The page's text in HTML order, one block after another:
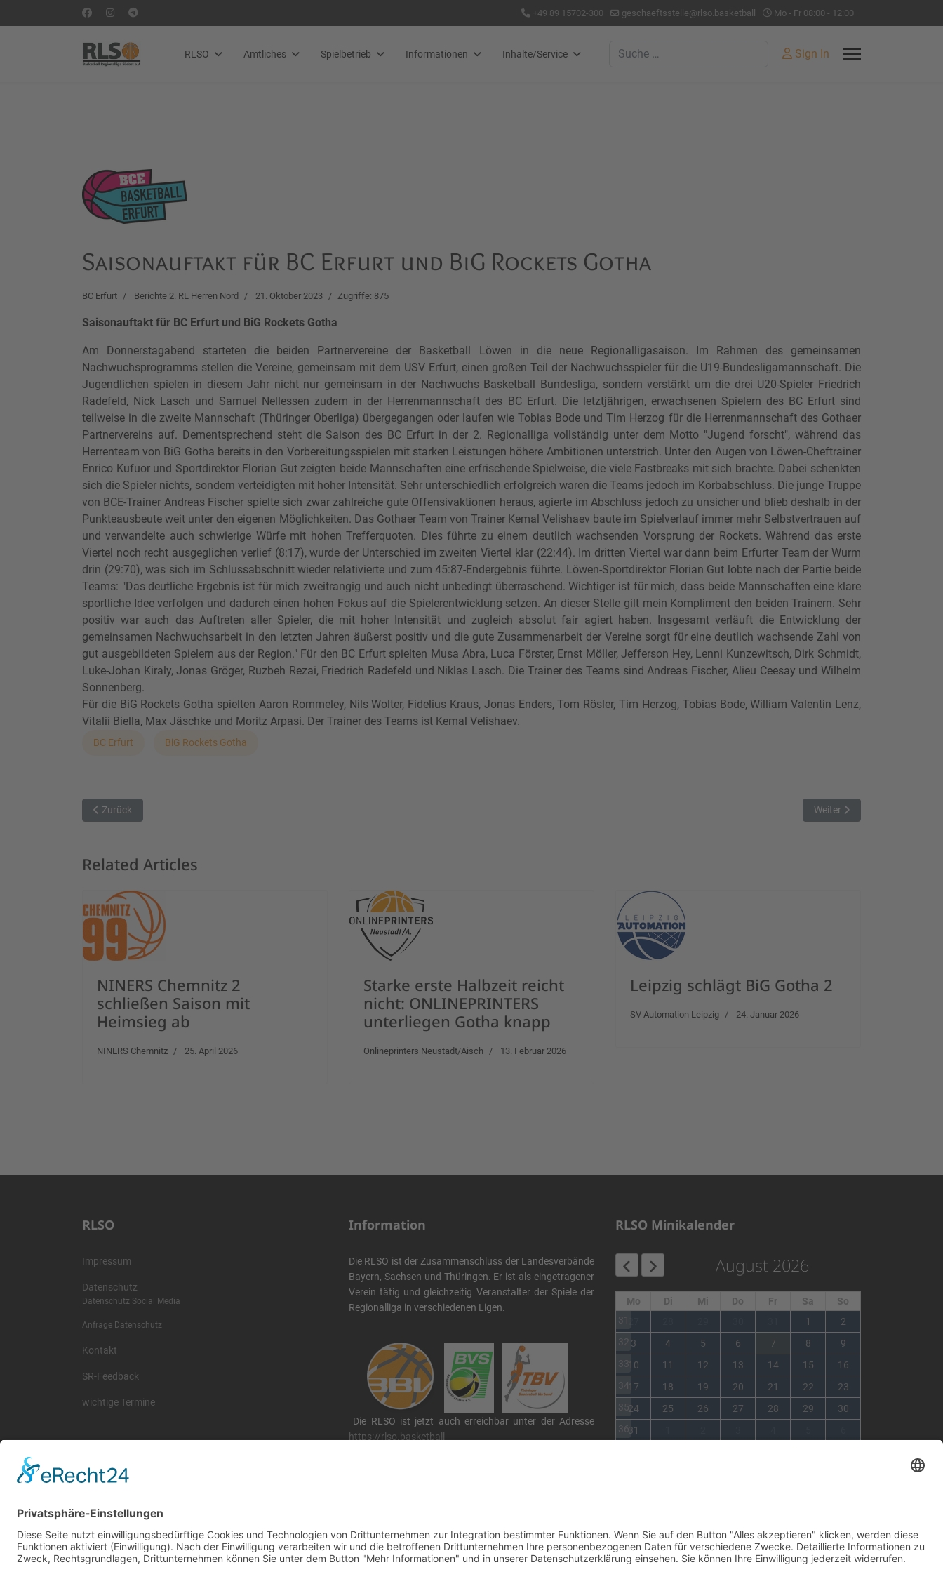
+49 89 15702-300 geschaeftsstelle@rlso.basketball Mo - Fr 08:00 - 12:00
RLSO Amtliches Spielbetrieb Informationen Inhalte/Service Suchen Sign In
Saisonauftakt für BC Erfurt und BiG Rockets Gotha
BC Erfurt Berichte 2. RL Herren Nord 21. Oktober 2023 Zugriffe: 875
Saisonauftakt für BC Erfurt und BiG Rockets Gotha
Am Donnerstagabend starteten die beiden Partnervereine der Basketball Löwen in die neue Regionalligasaison. Im Rahmen des gemeinsamen
Nachwuchsprogramms stellen die Vereine, gemeinsam mit dem USV Erfurt, einen großen Teil der Nachwuchsspieler für die U19-Bundesligamannschaft. Die
Jugendlichen spielen in diesem Jahr nicht nur gemeinsam in der Nachwuchs Basketball Bundesliga, sondern verstärkt um die drei U20-Spieler Friedrich
Radefeld, Nick Lasch und Samuel Nellessen zudem in der Herrenmannschaft des BC Erfurt. Die letztjährigen, erwachsenen Spielern des BC Erfurt sind
teilweise in die zweite Mannschaft (Thüringer Oberliga) übergegangen oder laufen wie Tobias Bode und Tim Herzog für die Herrenmannschaft des Gothaer
Partnervereins auf. Dementsprechend steht die Saison des BC Erfurt in der 2. Regionalliga vollständig unter dem Motto "Jugend forscht", während das
Herrenteam von BiG Gotha bereits in den Vorbereitungsspielen mit starken Leistungen höhere Ambitionen unterstrich. Unter den Augen von Löwen-Cheftrainer
Enrico Kufuor und Sportdirektor Florian Gut zeigten beide Mannschaften eine erfrischende Spielweise, die viele Fastbreaks mit sich brachte. Dabei schenkten
sich die Spieler nichts, sondern verteidigten mit hoher Intensität. Sehr unterschiedlich erfolgreich waren die Teams jedoch im Korbabschluss. Die junge Truppe
von BCE-Trainer Andreas Fischer spielte sich zwar zahlreiche gute Offensivaktionen heraus, agierte im Abschluss jedoch zu unsicher und blieb deshalb in der
Punkteausbeute weit unter den eigenen Möglichkeiten. Das Gothaer Team von Trainer Kemal Velishaev baute im Spielverlauf immer mehr Selbstvertrauen auf
und verwandelte auch schwierige Würfe mit hohen Trefferquoten. Dies führte zu einem deutlich wachsenden Vorsprung der Rockets. Während das erste
Viertel noch recht ausgeglichen verlief (8:17), wurde der Unterschied im zweiten Viertel klar (22:44). Im dritten Viertel war dann beim Erfurter Team der Wurm
drin (29:70), was sich im Schlussabschnitt wieder relativierte und zum 45:87-Endergebnis führte. Löwen-Sportdirektor Florian Gut lobte nach der Partie beide
Teams: "Das deutliche Ergebnis ist für mich zweitrangig und auch nicht unbedingt überraschend. Wichtiger ist für mich, dass beide Mannschaften eine klare
sportliche Idee verfolgen und dadurch einen hohen Fokus auf die Spielerentwicklung setzen. An dieser Stelle gilt mein Kompliment den beiden Trainern. Sehr
positiv war auch das Auftreten aller Spieler, die mit hoher Intensität und zugleich absolut fair agiert haben. Insgesamt verläuft die Entwicklung der
gemeinsamen Nachwuchsarbeit in den letzten Jahren äußerst positiv und die gute Zusammenarbeit der Vereine sorgt für eine deutlich wachsende Zahl von
gut ausgebildeten Spielern aus der Region." Für den BC Erfurt spielten Musa Abra, Luca Förster, Ernst Möller, Jefferson Hey, Lenni Kunzewitsch, Dirk Schmidt,
Luke-Johan Kiraly, Jonas Gröger, Ruzbeh Rezai, Friedrich Radefeld und Niklas Lasch. Die Trainer des Teams sind Andreas Fischer, Alieu Ceesay und Wilhelm
Sonnenberg.
Für die BiG Rockets Gotha spielten Aaron Rommeley, Nils Wolter, Fidelius Kraus, Jonas Enders, Tom Rösler, Tim Herzog, Tobias Bode, William Valentin Lenz,
Vitalii Biella, Max Jäschke und Moritz Arpasi. Der Trainer des Teams ist Kemal Velishaev.
BC Erfurt BiG Rockets Gotha
Vorheriger Beitrag: Junges BCE-Team mit deutlicher Niederlage
Zurück Nächster Beitrag:
Weiter
Related Articles
NINERS Chemnitz 2
schließen Saison mit
Heimsieg ab
NINERS Chemnitz 25. April 2026
Starke erste Halbzeit reicht
nicht: ONLINEPRINTERS
unterliegen Gotha knapp
Onlineprinters Neustadt/Aisch 13. Februar 2026
Leipzig schlägt BiG Gotha 2
SV Automation Leipzig 24. Januar 2026
RLSO
Impressum
Datenschutz
Datenschutz Social Media
Anfrage Datenschutz
Kontakt
SR-Feedback
wichtige Termine
Information
Die RLSO ist der Zusammenschluss der Landesverbände
Bayern, Sachsen und Thüringen. Er ist als eingetragener
Verein tätig und gleichzeitig Veranstalter der Spiele der
Regionalliga in verschiedenen Ligen.
Die RLSO ist jetzt auch erreichbar unter der Adresse
https://rlso.basketball
RLSO Minikalender
August 2026
Mo Di Mi Do Fr Sa
So
31
1
2
32 3 4 5 6 7 8
9
3310 11 12 13 14 15
16
3417 18 19 20 21 22
23
3524 25 26 27 28 29
30
3631